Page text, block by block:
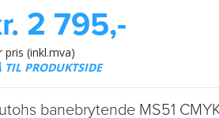
2 795,-
pris (inkl.mva)
TIL PRODUKTSIDE
banebrytende MS51